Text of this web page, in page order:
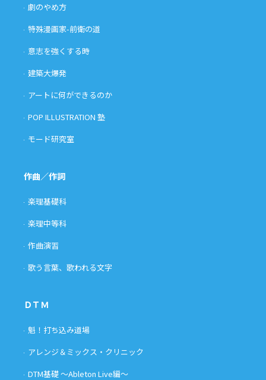
劇のやめ方
特殊漫画家-前衛の道
意志を強くする時
建築大爆発
アートに何ができるのか
POP ILLUSTRATION 塾
モード研究室
作曲／作詞
楽理基礎科
楽理中等科
作曲演習
歌う言葉、歌われる文字
ＤＴＭ
魁！打ち込み道場
アレンジ＆ミックス・クリニック
DTM基礎 〜Ableton Live編〜